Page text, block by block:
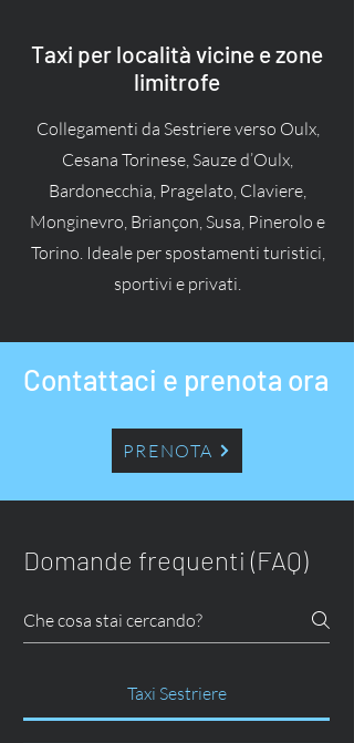
Taxi per località vicine e zone
limitrofe
Collegamenti da Sestriere verso Oulx,
Cesana Torinese, Sauze d’Oulx,
Bardonecchia, Pragelato, Claviere,
Monginevro, Briançon, Susa, Pinerolo e
Torino. Ideale per spostamenti turistici,
sportivi e privati.
Contattaci e prenota ora
PRENOTA
Domande frequenti (FAQ)
Taxi Sestriere